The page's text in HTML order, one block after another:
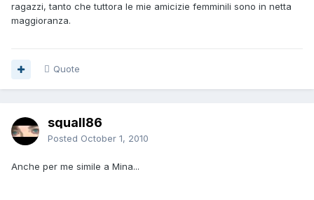
ragazzi, tanto che tuttora le mie amicizie femminili sono in netta
maggioranza.
Quote
squall86
Posted October 1, 2010
Anche per me simile a Mina...